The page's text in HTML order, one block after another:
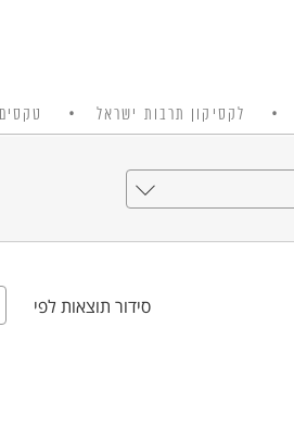
לקסיקון תרבות ישראל טקסים
סידור תוצאות לפי